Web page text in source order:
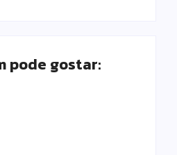
pode gostar: